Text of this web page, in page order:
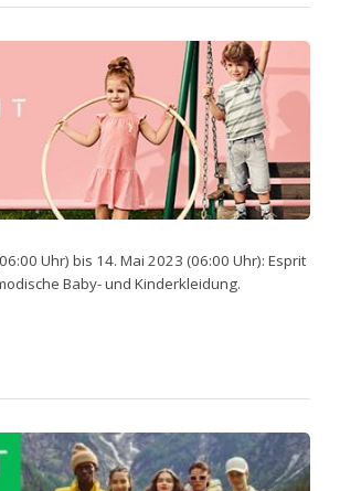
Uhr) bis 14. Mai 2023 (06:00 Uhr): Esprit
Baby- und Kinderkleidung.